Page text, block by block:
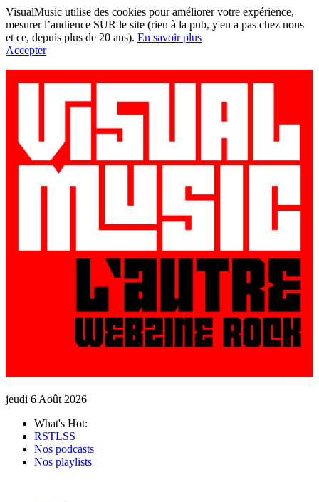
VisualMusic utilise des cookies pour améliorer votre expérience,
mesurer l’audience SUR le site (rien à la pub, y'en a pas chez nous
et ce, depuis plus de 20 ans). En savoir plus
Accepter
jeudi 6 Août 2026
What's Hot:
RSTLSS
Nos podcasts
Nos playlists